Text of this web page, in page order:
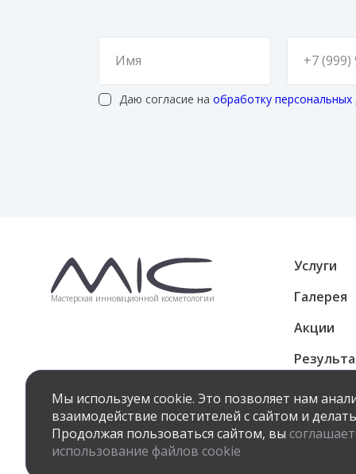
Даю согласие на обработку персональных
Мастерская инновационной косметологии
Услуги
Галерея
Акции
© 2022 «MIC» Все права защищены
Мы используем cookie. Это позволяет нам
взаимодействие посетителей с сайтом и
Продолжая пользоваться сайтом, вы
использование файлов cookie